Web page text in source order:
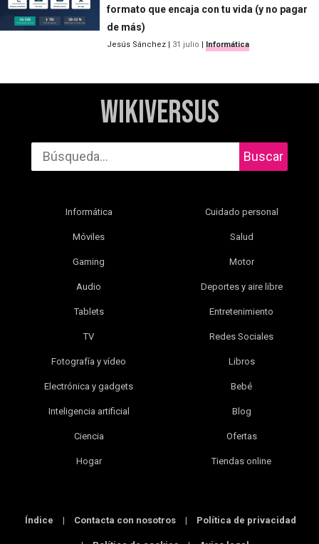
formato que encaja con tu vida (y no pagar
de más)
Jesús Sánchez | 31 julio | Informática
WikiVersus
Buscar
Informática
Móviles
Gaming
Audio
Tablets
TV
Fotografía y vídeo
Electrónica y gadgets
Inteligencia artificial
Ciencia
Hogar
Cuidado personal
Salud
Motor
Deportes y aire libre
Entretenimiento
Redes Sociales
Libros
Bebé
Blog
Ofertas
Tiendas online
Índice | Contacta con nosotros | Política de privacidad